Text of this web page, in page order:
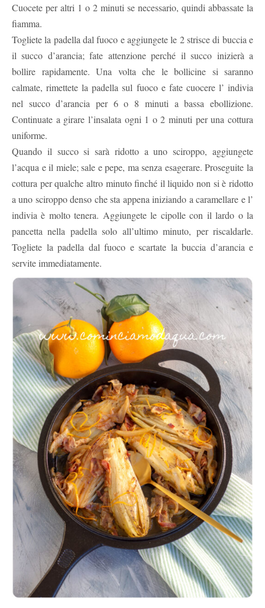
Cuocete per altri 1 o 2 minuti se necessario, quindi abbassate la
fiamma.
Togliete la padella dal fuoco e aggiungete le 2 strisce di buccia e
il succo d’arancia; fate attenzione perché il succo inizierà a
bollire rapidamente. Una volta che le bollicine si saranno
calmate, rimettete la padella sul fuoco e fate cuocere l’ indivia
nel succo d’arancia per 6 o 8 minuti a bassa ebollizione.
Continuate a girare l’insalata ogni 1 o 2 minuti per una cottura
uniforme.
Quando il succo si sarà ridotto a uno sciroppo, aggiungete
l’acqua e il miele; sale e pepe, ma senza esagerare. Proseguite la
cottura per qualche altro minuto finché il liquido non si è ridotto
a uno sciroppo denso che sta appena iniziando a caramellare e l’
indivia è molto tenera. Aggiungete le cipolle con il lardo o la
pancetta nella padella solo all’ultimo minuto, per riscaldarle.
Togliete la padella dal fuoco e scartate la buccia d’arancia e
servite immediatamente.